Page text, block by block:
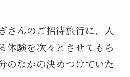
さんのご招待旅行に、人
体験を次々とさせてもら
のなかの決めつけていた